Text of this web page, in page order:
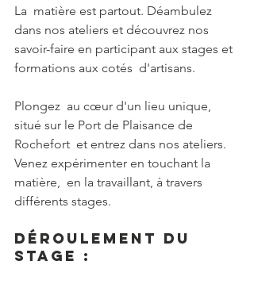
La  matière est partout. Déambulez
dans nos ateliers et découvrez nos
savoir-faire en participant aux stages et
formations aux cotés  d'artisans.
Plongez  au cœur d'un lieu unique,
situé sur le Port de Plaisance de
Rochefort  et entrez dans nos ateliers.
Venez expérimenter en touchant la
matière,  en la travaillant, à travers
différents stages.
Déroulement du
stage :